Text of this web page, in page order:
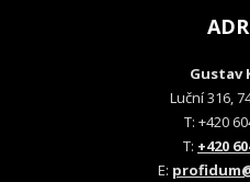
Gustav
Luční 316,
T: +420
T: +420
E: